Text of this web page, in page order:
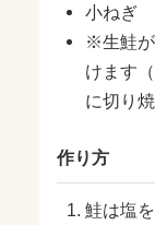
小ねぎ
※生鮭が
けます
に切り
作り方
鮭は塩